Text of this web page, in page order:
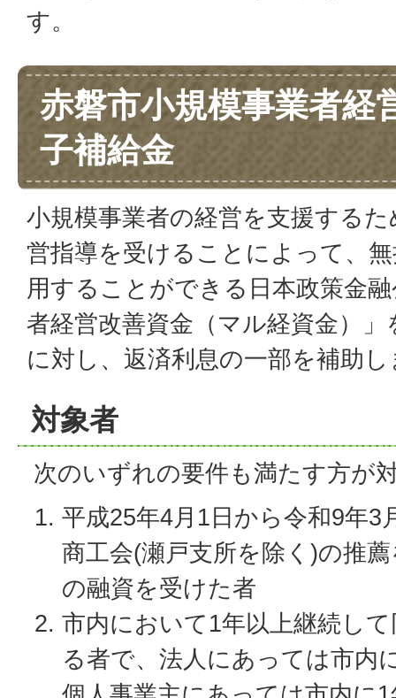
す。
赤磐市小規模事業者経
子補給金
小規模事業者の経営を支援する
営指導を受けることによって、
用することができる日本政策金
者経営改善資金（マル経資金）
に対し、返済利息の一部を補助
対象者
次のいずれの要件も満たす方が
平成25年4月1日から令和9年3
商工会(瀬戸支所を除く)の推
の融資を受けた者
市内において1年以上継続し
る者で、法人にあっては市内